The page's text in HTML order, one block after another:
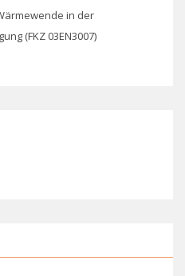
in der
(FKZ 03EN3007)